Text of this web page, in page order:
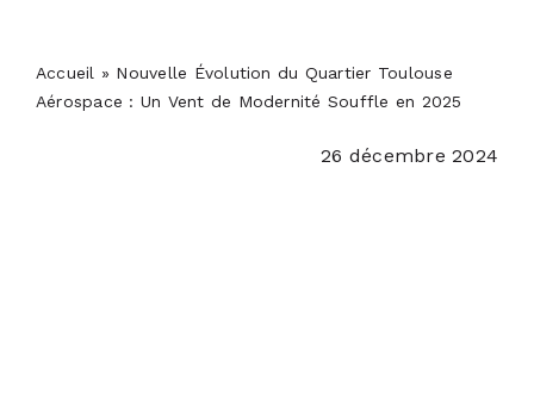
Accueil » Nouvelle Évolution du Quartier Toulouse
Aérospace : Un Vent de Modernité Souffle en 2025
26 décembre 2024
ACTUALITÉS